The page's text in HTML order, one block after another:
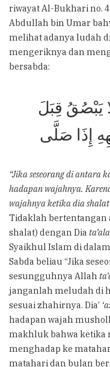
riwayat Al-Bukhari no.
Abdullah bin Umar
melihat adanya ludah
mengeriknya dan
bersabda:
يَبْصُقُ قِبَلَ
إِذَا صَلَّى
“Jika seseorang di antara
hadapan wajahnya.
wajahnya ketika dia
Tidaklah bertentangan
shalat) dengan Dia ta’ala
Syaikhul Islam di
Sabda beliau “Jika
sesungguhnya Allah
janganlah meludah di
sesuai zhahirnya. Dia’
hadapan wajah
makhluk bahwa ketika
menghadap ke
matahari dan bulan